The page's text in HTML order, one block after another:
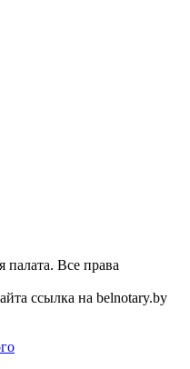
палата. Все права
ссылка на belnotary.by